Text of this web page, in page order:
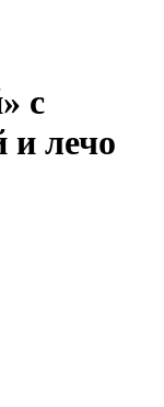
с
и лечо